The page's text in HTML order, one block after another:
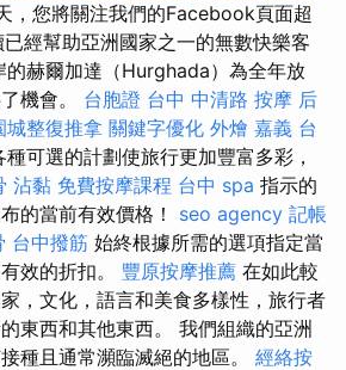
，您將關注我們的Facebook頁面超
經幫助亞洲國家之一的無數快樂客
的赫爾加達（Hurghada）為全年放
機會。 台胞證 台中 中清路 按摩 后
城整復推拿 關鍵字優化 外燴 嘉義 台
可選的計劃使旅行更加豐富多彩，
沾黏 免費按摩課程 台中 spa 指示的
的當前有效價格！ seo agency 記帳
台中撥筋 始終根據所需的選項指定當
效的折扣。 豐原按摩推薦 在如此較
，文化，語言和美食多樣性，旅行者
東西和其他東西。 我們組織的亞洲
種且通常瀕臨滅絕的地區。 經絡按